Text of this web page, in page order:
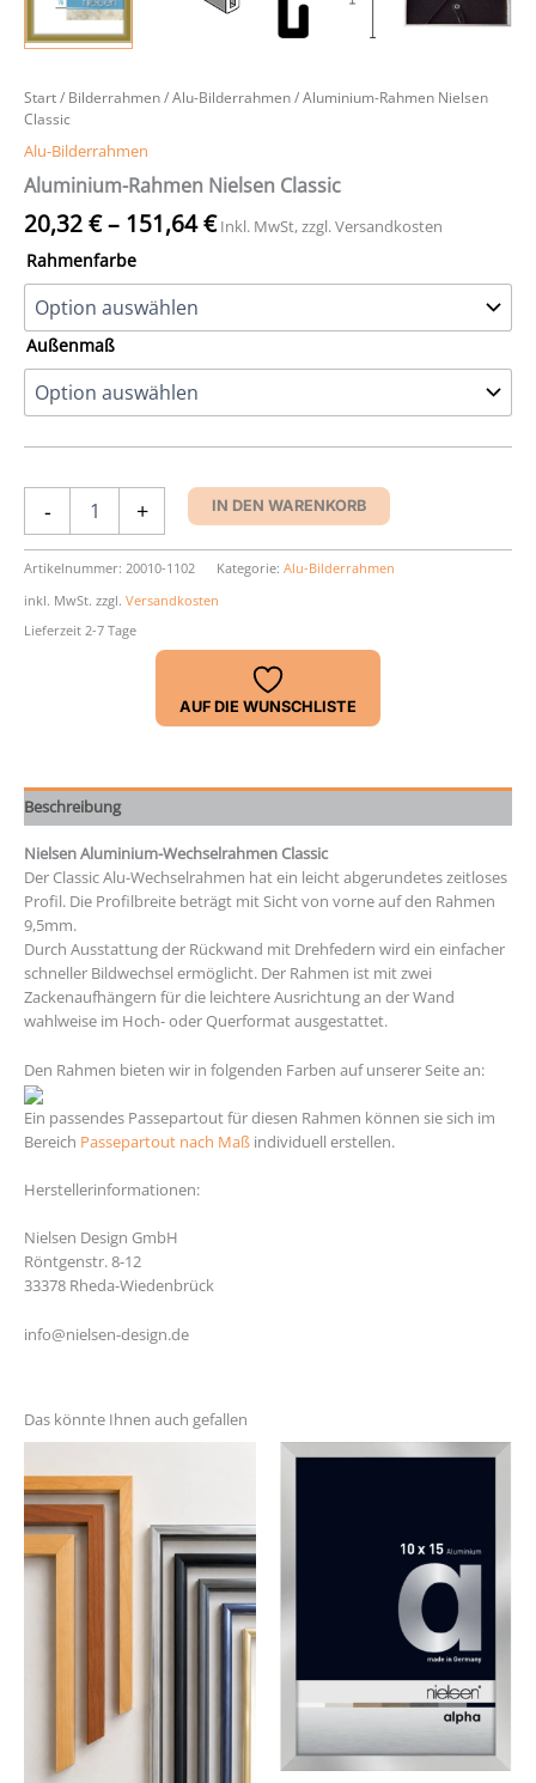
Start/ Bilderrahmen/Alu-Bilderrahmen/ Aluminium-Rahmen Nielsen
Classic
Alu-Bilderrahmen
Aluminium-Rahmen Nielsen Classic
20,32€– 151,64€ Inkl. MwSt, zzgl. Versandkosten
Rahmenfarbe
Außenmaß
-
Rahmen
Nielsen
Classic
Menge
+ IN DEN WARENKORB
Artikelnummer: 20010-1102 Kategorie: Alu-Bilderrahmen
inkl. MwSt. zzgl. Versandkosten
Lieferzeit 2-7 Tage
AUF DIE WUNSCHLISTE
Beschreibung
Nielsen Aluminium-Wechselrahmen Classic
Der Classic Alu-Wechselrahmen hat ein leicht abgerundetes zeitloses
Profil. Die Profilbreite beträgt mit Sicht von vorne auf den Rahmen
9,5mm.
Durch Ausstattung der Rückwand mit Drehfedern wird ein einfacher
schneller Bildwechsel ermöglicht. Der Rahmen ist mit zwei
Zackenaufhängern für die leichtere Ausrichtung an der Wand
wahlweise im Hoch- oder Querformat ausgestattet.
Den Rahmen bieten wir in folgenden Farben auf unserer Seite an:
Ein passendes Passepartout für diesen Rahmen können sie sich im
Bereich Passepartout nach Maß individuell erstellen.
Herstellerinformationen:
Nielsen Design GmbH
Röntgenstr. 8-12
33378 Rheda-Wiedenbrück
info@nielsen-design.de
Das könnte Ihnen auch gefallen